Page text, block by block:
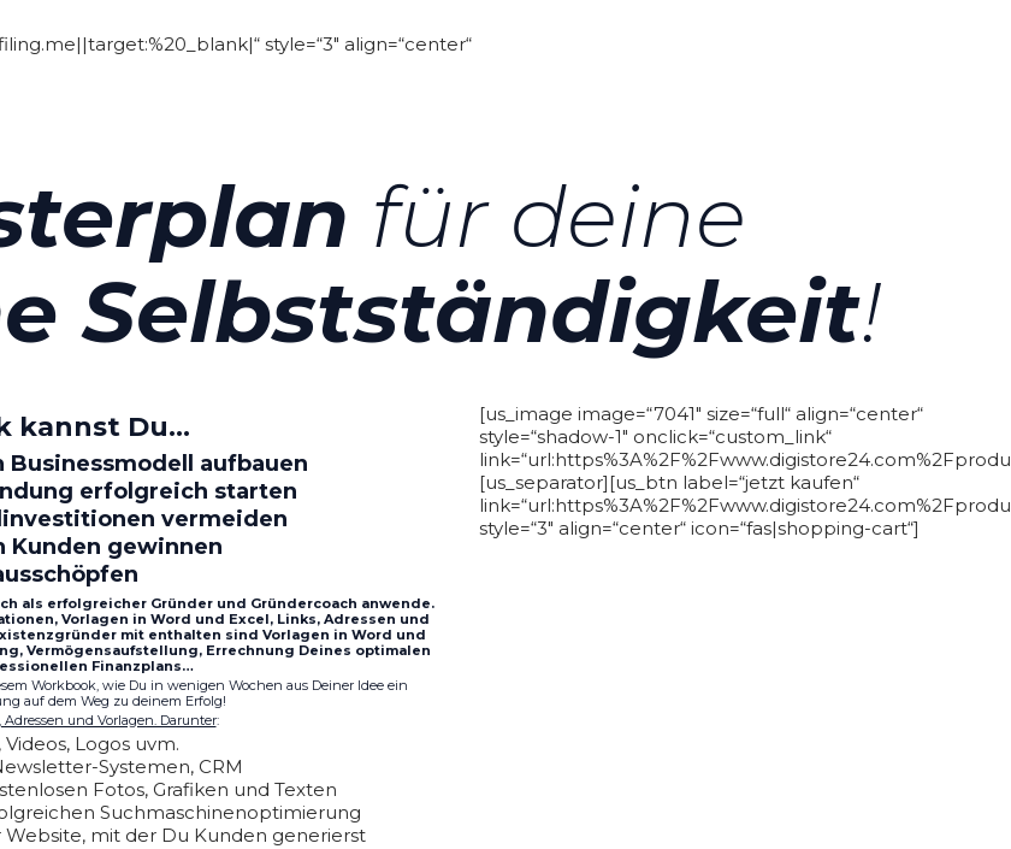
style=“3″ align=“center“
für deine
Selbstständigkeit!
kannst Du…
aufbauen
erfolgreich starten
vermeiden
Kunden gewinnen
als erfolgreicher Gründer und Gründercoach anwende.
Vorlagen in Word und Excel, Links, Adressen und
mit enthalten sind Vorlagen in Word und
Vermögensaufstellung, Errechnung Deines optimalen
Finanzplans…
Workbook, wie Du in wenigen Wochen aus Deiner Idee ein
auf dem Weg zu deinem Erfolg!
und Vorlagen. Darunter:
Logos uvm.
Systemen, CRM
Fotos, Grafiken und Texten
Suchmaschinenoptimierung
mit der Du Kunden generierst
[us_image image=“7041″ size=“full“ align=“center“
style=“shadow-1″ onclick=“custom_link“
[us_separator][us_btn label=“jetzt kaufen“
style=“3″ align=“center“ icon=“fas|shopping-cart“]